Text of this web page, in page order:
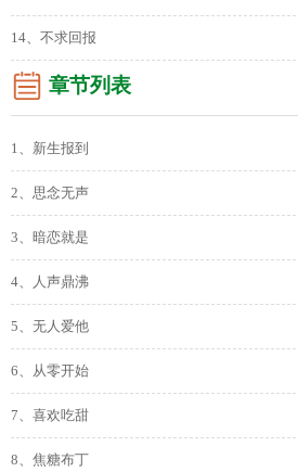
14、不求回报
章节列表
1、新生报到
2、思念无声
3、暗恋就是
4、人声鼎沸
5、无人爱他
6、从零开始
7、喜欢吃甜
8、焦糖布丁